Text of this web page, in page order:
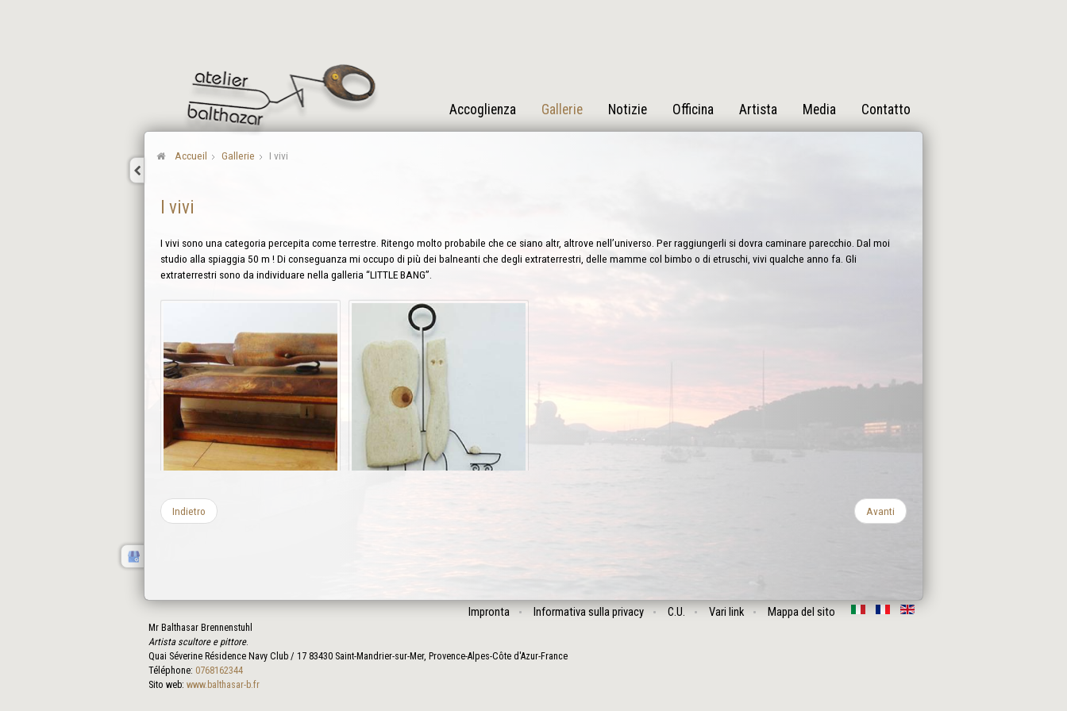
Accoglienza Gallerie Notizie Officina Artista Media Contatto
Accueil Gallerie I vivi
I vivi
I vivi sono una categoria percepita come terrestre. Ritengo molto probabile che ce siano altr, altrove nell’universo. Per raggiungerli si dovra caminare parecchio. Dal moi
studio alla spiaggia 50 m ! Di conseguanza mi occupo di più dei balneanti che degli extraterrestri, delle mamme col bimbo o di etruschi, vivi qualche anno fa. Gli
extraterrestri sono da individuare nella galleria “LITTLE BANG”.
Indietro Avanti
Impronta Informativa sulla privacy C.U. Vari link Mappa del sito
Mr Balthasar Brennenstuhl
Artista scultore e pittore.
Quai Séverine Résidence Navy Club / 17 83430 Saint-Mandrier-sur-Mer, Provence-Alpes-Côte d'Azur-France
Téléphone: 0768162344
Sito web: www.balthasar-b.fr